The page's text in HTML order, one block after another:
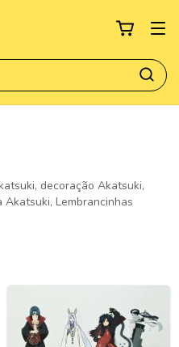
decoração Akatsuki,
Lembrancinhas